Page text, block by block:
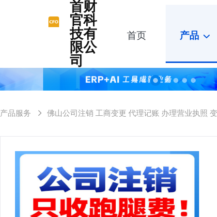
首财
官科
技有
限公
司
首页 产品
产品服务 佛山公司注销 工商变更 代理记账 办理营业执照